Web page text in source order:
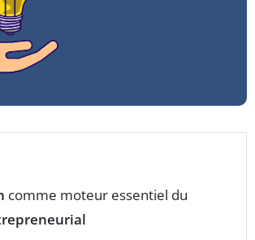
comme moteur essentiel du